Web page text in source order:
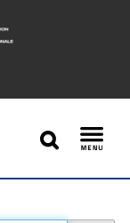
SEARCH